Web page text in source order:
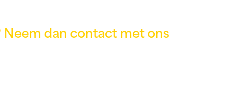
dan contact met ons